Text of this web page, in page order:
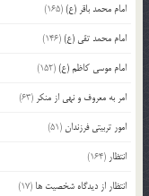
امام محمد باقر (ع)(165)
امام محمد تقی (ع)(146)
امام موسی کاظم (ع)(152)
امر به معروف و نهی از منکر (63)
امور تربیتی فرزندان(51)
انتظار (164)
انتظار از دیدگاه شخصیت ها (17)